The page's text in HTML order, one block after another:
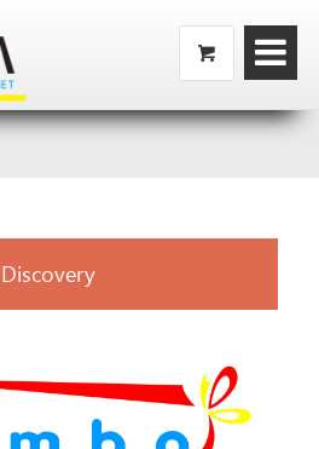
Discovery